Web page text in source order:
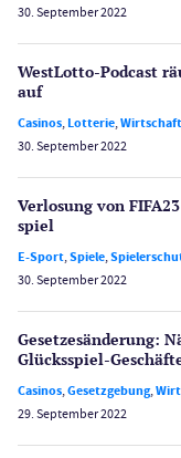
30. September 2022
WestLotto-Podcast
auf
Casinos,Lotterie,Wirtschaft
30. September 2022
Verlosung von
spiel
E-Sport,Spiele,
30. September 2022
Gesetzes­änderung:
Glücksspiel-
Casinos,Gesetzgebung,
29. September 2022